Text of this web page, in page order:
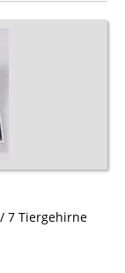
7 Tiergehirne